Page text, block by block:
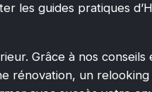
les guides pratiques
Grâce à nos conseils
rénovation, un